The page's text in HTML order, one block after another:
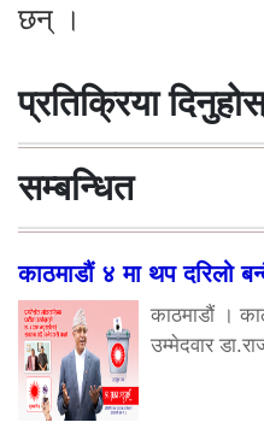
छन् ।
प्रतिक्रिया
सम्बन्धित
काठमाडौं ४ मा थप दरिलो
काठमाडौं ।
उम्मेदवार